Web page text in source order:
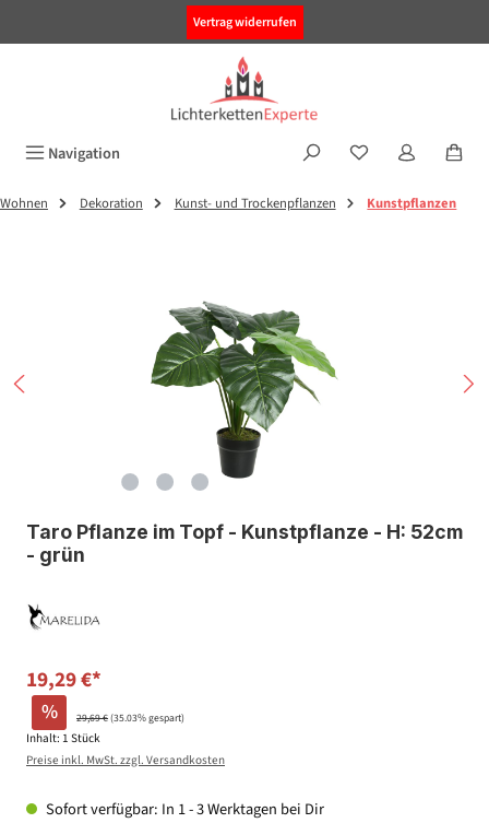
Vertrag widerrufen
Navigation
Wohnen Dekoration Kunst- und Trockenpflanzen Kunstpflanzen
Taro Pflanze im Topf - Kunstpflanze - H: 52cm
- grün
19,29 €*
% 29,69 €(35.03% gespart)
Inhalt: 1 Stück
Preise inkl. MwSt. zzgl. Versandkosten
Sofort verfügbar: In 1 - 3 Werktagen bei Dir